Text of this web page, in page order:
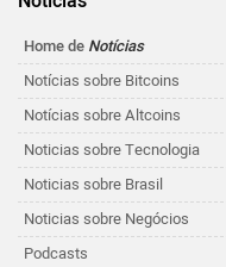
Home de Notícias
Notícias sobre Bitcoins
Notícias sobre Altcoins
Noticias sobre Tecnologia
Noticias sobre Brasil
Noticias sobre Negócios
Podcasts